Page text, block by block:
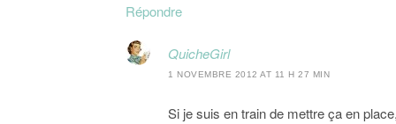
Répondre
QuicheGirl
1 NOVEMBRE 2012 AT 11 H 27 MIN
Si je suis en train de mettre ça en